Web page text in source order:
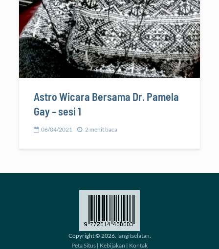
Astro Wicara Bersama Dr. Pamela
Gay – sesi 1
06/04/2021 2 menit baca
Copyright © 2026. langitselatan
Peta Situs | Kebijakan | Kontak